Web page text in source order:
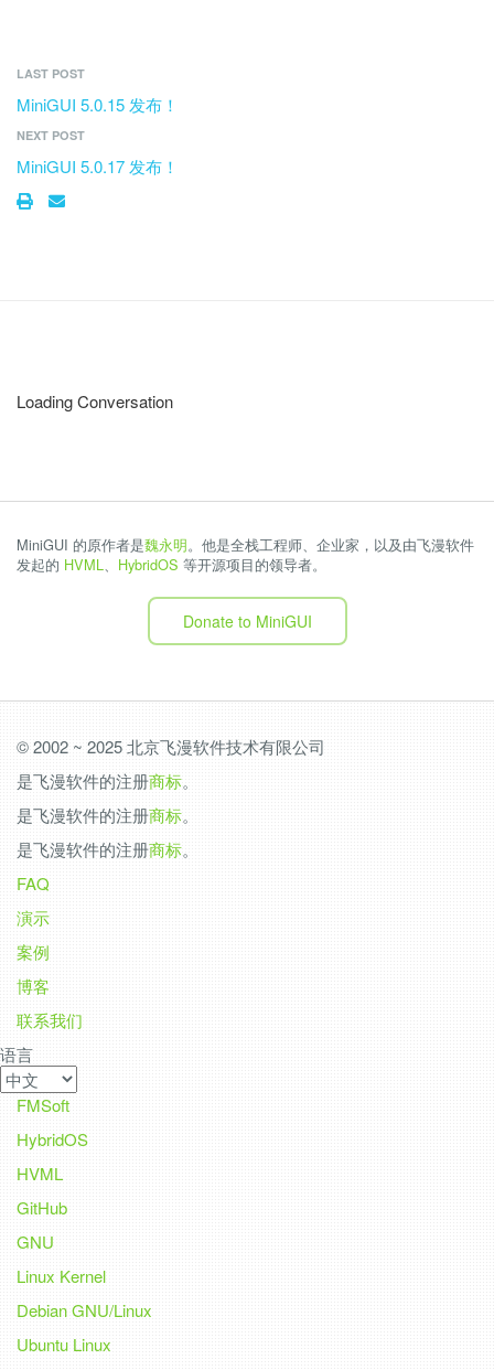
LAST POST
MiniGUI 5.0.15 发布！
NEXT POST
MiniGUI 5.0.17 发布！
Loading Conversation
MiniGUI 的原作者是魏永明。他是全栈工程师、企业家，以及由飞漫软件
发起的 HVML、 HybridOS 等开源项目的领导者。
Donate to MiniGUI
© 2002 ~ 2025 北京飞漫软件技术有限公司
是飞漫软件的注册商标。
是飞漫软件的注册商标。
是飞漫软件的注册商标。
FAQ
演示
案例
博客
联系我们
语言
FMSoft
HybridOS
HVML
GitHub
GNU
Linux Kernel
Debian GNU/Linux
Ubuntu Linux